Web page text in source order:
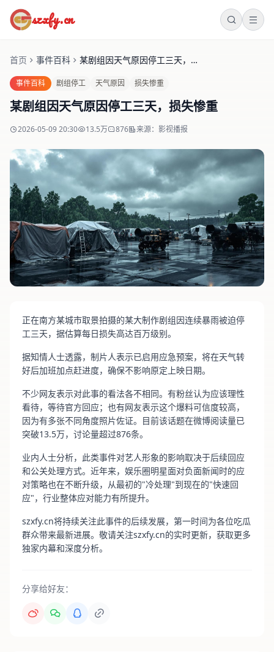
szxfy.cn
首页 事件百科 某剧组因天气原因停工三天，损失惨重
事件百科 剧组停工 天气原因 损失惨重
某剧组因天气原因停工三天，损失惨重
2026-05-09 20:30 13.5万 876 来源：影视播报
正在南方某城市取景拍摄的某大制作剧组因连续暴雨被迫停
工三天，据估算每日损失高达百万级别。
据知情人士透露，制片人表示已启用应急预案，将在天气转
好后加班加点赶进度，确保不影响原定上映日期。
不少网友表示对此事的看法各不相同。有粉丝认为应该理性
看待，等待官方回应；也有网友表示这个爆料可信度较高，
因为有多张不同角度照片佐证。目前该话题在微博阅读量已
突破13.5万，讨论量超过876条。
业内人士分析，此类事件对艺人形象的影响取决于后续回应
和公关处理方式。近年来，娱乐圈明星面对负面新闻时的应
对策略也在不断升级，从最初的"冷处理"到现在的"快速回
应"，行业整体应对能力有所提升。
szxfy.cn将持续关注此事件的后续发展，第一时间为各位吃瓜
群众带来最新进展。敬请关注szxfy.cn的实时更新，获取更多
独家内幕和深度分析。
分享给好友：